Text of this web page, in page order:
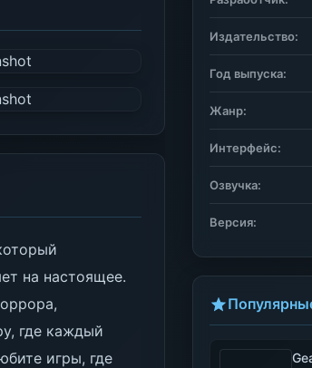
на настоящее.
где каждый
игры, где
Издательство:
Год выпуска:
Жанр:
Интерфейс:
Озвучка:
Версия: